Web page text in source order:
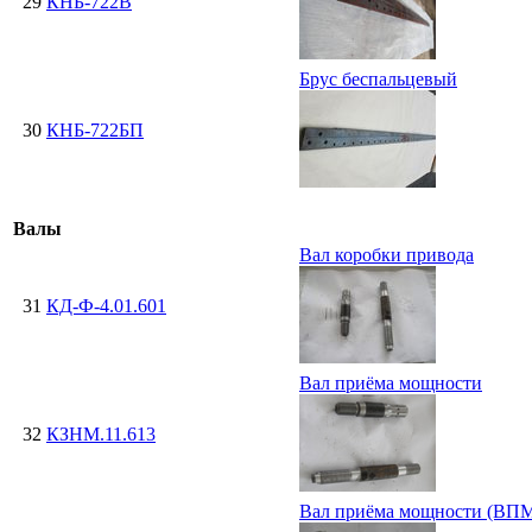
30 КНБ-722БП
Брус беспальцевый
Валы
31 КД-Ф-4.01.601
Вал коробки привода
32 КЗНМ.11.613
Вал приёма мощности
Вал приёма мощности